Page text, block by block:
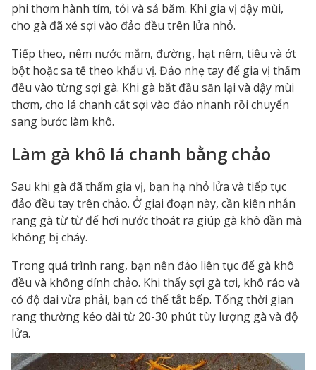
phi thơm hành tím, tỏi và sả băm. Khi gia vị dậy mùi,
cho gà đã xé sợi vào đảo đều trên lửa nhỏ.
Tiếp theo, nêm nước mắm, đường, hạt nêm, tiêu và ớt
bột hoặc sa tế theo khẩu vị. Đảo nhẹ tay để gia vị thấm
đều vào từng sợi gà. Khi gà bắt đầu săn lại và dậy mùi
thơm, cho lá chanh cắt sợi vào đảo nhanh rồi chuyển
sang bước làm khô.
Làm gà khô lá chanh bằng chảo
Sau khi gà đã thấm gia vị, bạn hạ nhỏ lửa và tiếp tục
đảo đều tay trên chảo. Ở giai đoạn này, cần kiên nhẫn
rang gà từ từ để hơi nước thoát ra giúp gà khô dần mà
không bị cháy.
Trong quá trình rang, bạn nên đảo liên tục để gà khô
đều và không dính chảo. Khi thấy sợi gà tơi, khô ráo và
có độ dai vừa phải, bạn có thể tắt bếp. Tổng thời gian
rang thường kéo dài từ 20-30 phút tùy lượng gà và độ
lửa.